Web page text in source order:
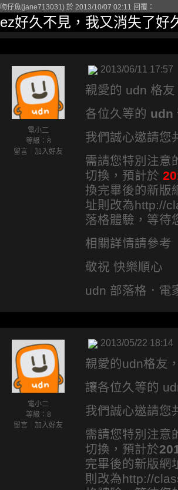
吻仔魚(jane713031) 於 2013/10/07 02:11 回覆：
ez好久不見，我又消失了好
電小二
等級：8
留言
加入好友
2013/06/11 17:57
親愛的 udn 格
各位久等的 udn
我們誠心邀請您
需請您特別注意
切換，預計於
換完畢後的新版
址則改為http://
落格體驗，等待
相關詳情請參考
敬祝 快樂順心
udn 部落格．電
電小二
等級：8
留言
加入好友
2013/05/22 18:14
親愛的udn格友
讓各位久等的
我們誠心邀請您
需請您特別注意
切換，預計於
完畢後的新版網
則改為http://